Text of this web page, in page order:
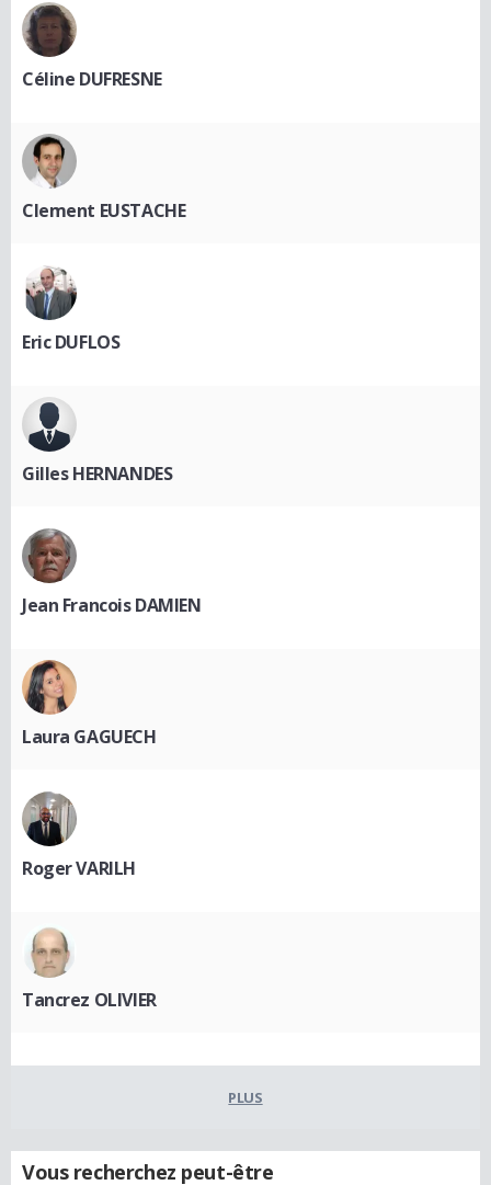
Céline DUFRESNE
Clement EUSTACHE
Eric DUFLOS
Gilles HERNANDES
Jean Francois DAMIEN
Laura GAGUECH
Roger VARILH
Tancrez OLIVIER
PLUS
Vous recherchez peut-être